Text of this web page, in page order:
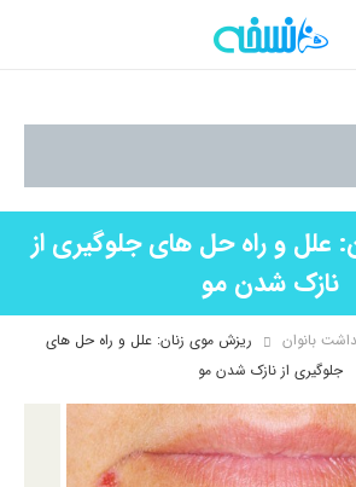
علل و راه حل های جلوگیری از
نازک شدن مو
بانوان
ریزش موی زنان: علل و راه حل های
جلوگیری از نازک شدن مو